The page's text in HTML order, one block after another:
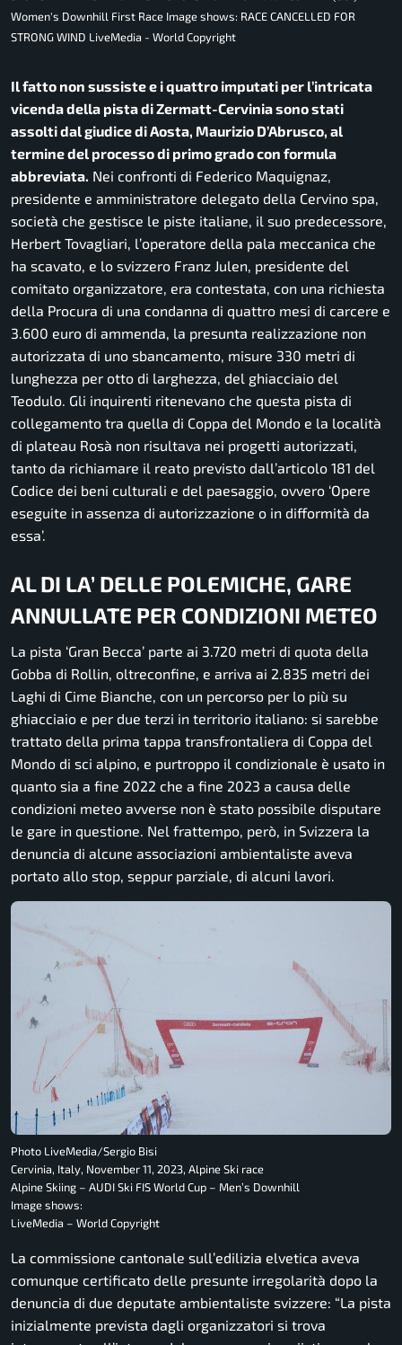
Women's Downhill First Race Image shows: RACE CANCELLED FOR
STRONG WIND LiveMedia - World Copyright
Il fatto non sussiste e i quattro imputati per l’intricata
vicenda della pista di Zermatt-Cervinia sono stati
assolti dal giudice di Aosta, Maurizio D’Abrusco, al
termine del processo di primo grado con formula
abbreviata. Nei confronti di Federico Maquignaz,
presidente e amministratore delegato della Cervino spa,
società che gestisce le piste italiane, il suo predecessore,
Herbert Tovagliari, l’operatore della pala meccanica che
ha scavato, e lo svizzero Franz Julen, presidente del
comitato organizzatore, era contestata, con una richiesta
della Procura di una condanna di quattro mesi di carcere e
3.600 euro di ammenda, la presunta realizzazione non
autorizzata di uno sbancamento, misure 330 metri di
lunghezza per otto di larghezza, del ghiacciaio del
Teodulo. Gli inquirenti ritenevano che questa pista di
collegamento tra quella di Coppa del Mondo e la località
di plateau Rosà non risultava nei progetti autorizzati,
tanto da richiamare il reato previsto dall’articolo 181 del
Codice dei beni culturali e del paesaggio, ovvero ‘Opere
eseguite in assenza di autorizzazione o in difformità da
essa’.
AL DI LA’ DELLE POLEMICHE, GARE
ANNULLATE PER CONDIZIONI METEO
La pista ‘Gran Becca’ parte ai 3.720 metri di quota della
Gobba di Rollin, oltreconfine, e arriva ai 2.835 metri dei
Laghi di Cime Bianche, con un percorso per lo più su
ghiacciaio e per due terzi in territorio italiano: si sarebbe
trattato della prima tappa transfrontaliera di Coppa del
Mondo di sci alpino, e purtroppo il condizionale è usato in
quanto sia a fine 2022 che a fine 2023 a causa delle
condizioni meteo avverse non è stato possibile disputare
le gare in questione. Nel frattempo, però, in Svizzera la
denuncia di alcune associazioni ambientaliste aveva
portato allo stop, seppur parziale, di alcuni lavori.
Photo LiveMedia/Sergio Bisi
Cervinia, Italy, November 11, 2023, Alpine Ski race
Alpine Skiing – AUDI Ski FIS World Cup – Men’s Downhill
Image shows:
LiveMedia – World Copyright
La commissione cantonale sull’edilizia elvetica aveva
comunque certificato delle presunte irregolarità dopo la
denuncia di due deputate ambientaliste svizzere: “La pista
inizialmente prevista dagli organizzatori si trova